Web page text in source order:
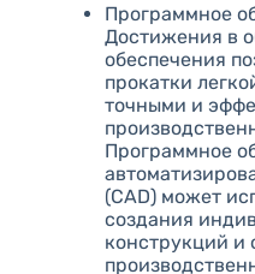
Программное
Достижения в
обеспечения
прокатки
точными и
Программное
(CAD) может
создания
конструкций и